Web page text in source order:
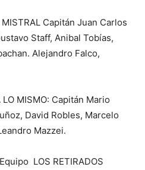
Capitán Juan Carlos
Staff, Anibal Tobías,
Alejandro Falco,
MISMO: Capitán Mario
David Robles, Marcelo
Mazzei.
LOS RETIRADOS